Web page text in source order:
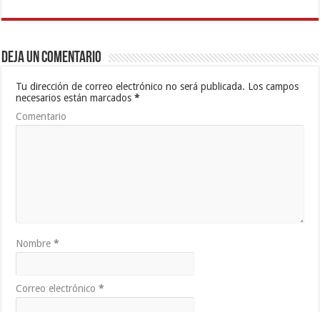
Deja un comentario
Tu dirección de correo electrónico no será publicada. Los campos
necesarios están marcados*
Comentario
Nombre*
Correo electrónico*